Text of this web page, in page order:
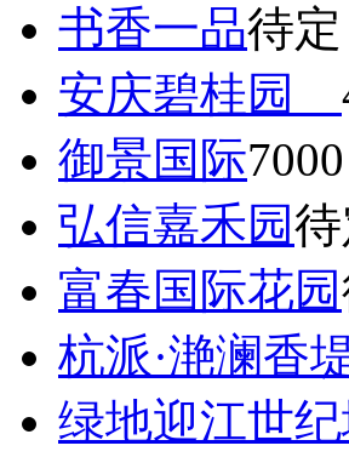
书香一品待定
安庆碧桂园
御景国际7000
弘信嘉禾园
富春国际花园
杭派·滟澜香
绿地迎江世